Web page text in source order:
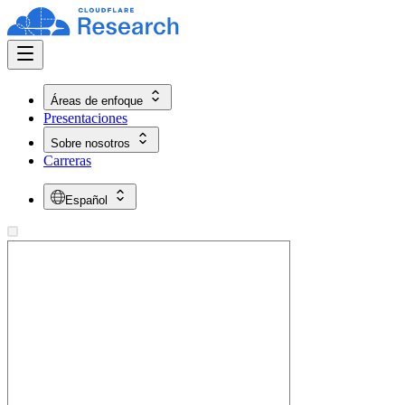
Áreas de enfoque
Presentaciones
Sobre nosotros
Carreras
Español